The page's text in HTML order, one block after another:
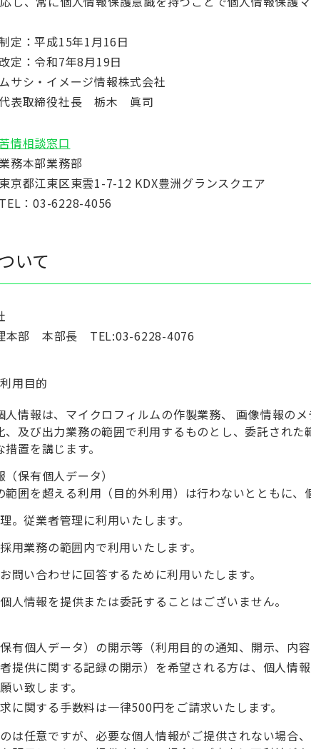
定：平成15年1月16日
改定：令和7年8月19日
ムサシ・イメージ情報株式会社
表取締役社長 栃木 眞司
苦情相談窓口
業務本部業務部
東京都江東区東雲1-7-12 KDX豊洲グランスクエア
TEL：03-6228-4056
いて
本部 本部長 TEL:03-6228-4076
用目的
人情報は、マイクロフィルムの作製業務、 画像情報の
及び出力業務の範囲で利用するものとし、委託された
置を講じます。
保有個人データ）
囲を超える利用（目的外利用）は行わないとともに、
。従業者管理に利用いたします。
用業務の範囲内で利用いたします。
問い合わせに回答するために利用いたします。
人情報を提供または委託することはございません。
有個人データ）の開示等（利用目的の通知、開示、内
提供に関する記録の開示）を希望される方は、個人情
い致します。
に関する手数料は一律500円をご請求いたします。
は任意ですが、必要な個人情報がご提供されない場合